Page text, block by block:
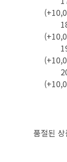
품절된